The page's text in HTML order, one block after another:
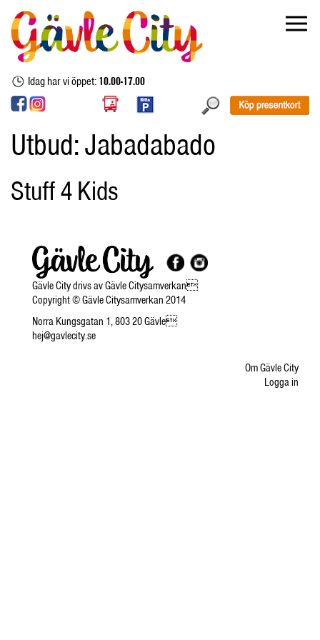
Idag har vi öppet:10.00-17.00
Utbud:Jabadabado
Stuff 4 Kids
Gävle City drivs av Gävle Citysamverkan
Copyright © Gävle Citysamverkan 2014
Norra Kungsgatan 1, 803 20 Gävle
hej@gavlecity.se
Om Gävle City
Logga in